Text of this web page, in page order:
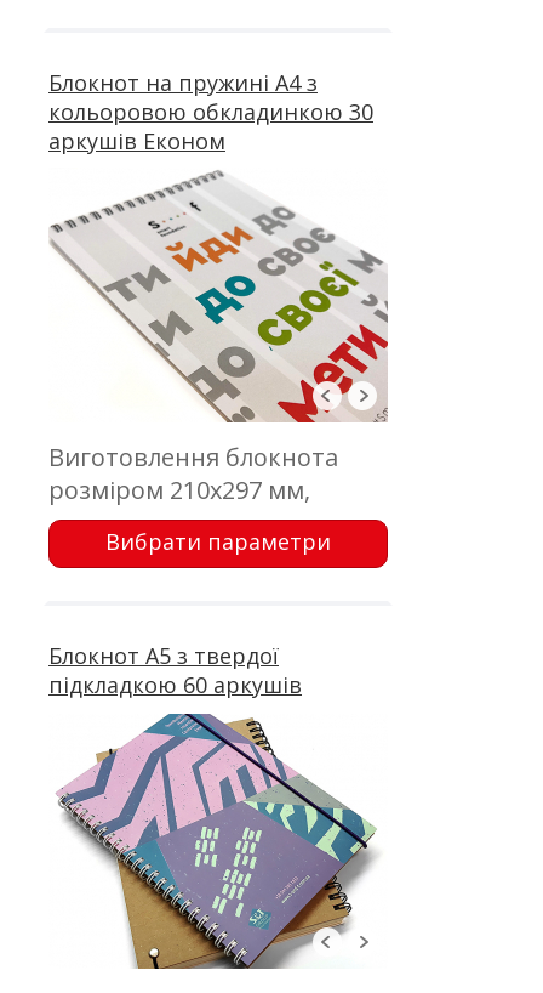
Блокнот на пружині А4 з
кольоровою обкладинкою 30
аркушів Економ
Виготовлення блокнота
розміром 210х297 мм,
обкладинка - цифровий
друк; блок - 30 аркушів,
Вибрати параметри
Блокнот А5 з твердої
підкладкою 60 аркушів